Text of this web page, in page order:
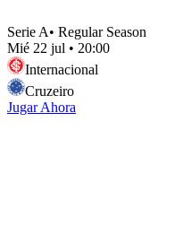
Serie A• Regular Season
Mié 22 jul • 20:00
Internacional
Cruzeiro
Jugar Ahora